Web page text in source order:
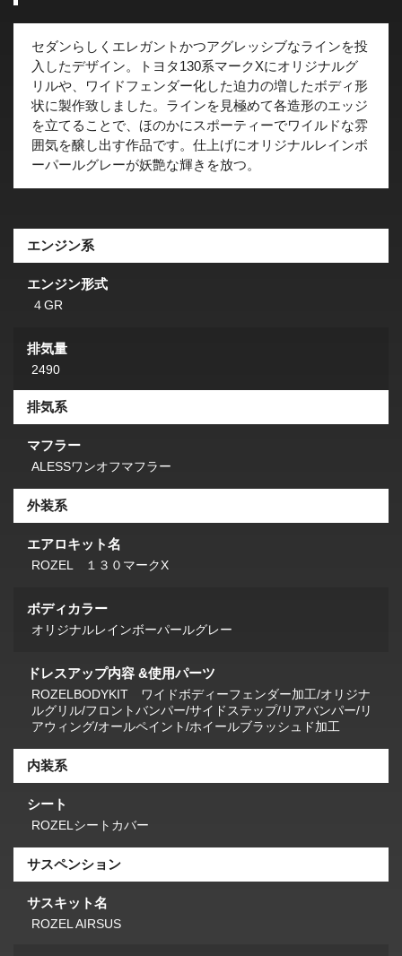
セダンらしくエレガントかつアグレッシブなラインを投
入したデザイン。トヨタ130系マークXにオリジナルグ
リルや、ワイドフェンダー化した迫力の増したボディ形
状に製作致しました。ラインを見極めて各造形のエッジ
を立てることで、ほのかにスポーティーでワイルドな雰
囲気を醸し出す作品です。仕上げにオリジナルレインボ
ーパールグレーが妖艶な輝きを放つ。
エンジン系
エンジン形式
４GR
排気量
2490
排気系
マフラー
ALESSワンオフマフラー
外装系
エアロキット名
ROZEL １３０マークX
ボディカラー
オリジナルレインボーパールグレー
ドレスアップ内容 &使用パーツ
ROZELBODYKIT ワイドボディーフェンダー加工/オリジナ
ルグリル/フロントバンパー/サイドステップ/リアバンパー/リ
アウィング/オールペイント/ホイールブラッシュド加工
内装系
シート
ROZELシートカバー
サスペンション
サスキット名
ROZEL AIRSUS